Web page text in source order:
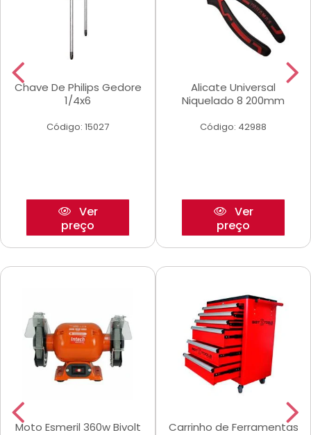
Chave De Philips Gedore
1/4x6
Código: 15027
Ver
preço
Alicate Universal
Niquelado 8 200mm
Código: 42988
Ver
preço
Moto Esmeril 360w Bivolt
Carrinho de Ferramentas